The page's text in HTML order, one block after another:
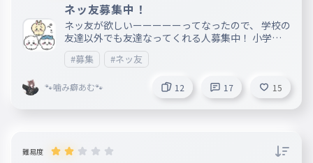
ネッ友募集中！
ネッ友が欲しいーーーーーってなったので、 学校の
友達以外でも友達なってくれる人募集中！ 小学生
とか中学生ぐらいのこ大歓迎！←気にしなくていい
よ！（誰でもOK！） ネッ友になりたいこ コメント
」とか書いて！
#募集 #ネッ友
🐾噛み癖あむ🐾 12 17 15
難易度